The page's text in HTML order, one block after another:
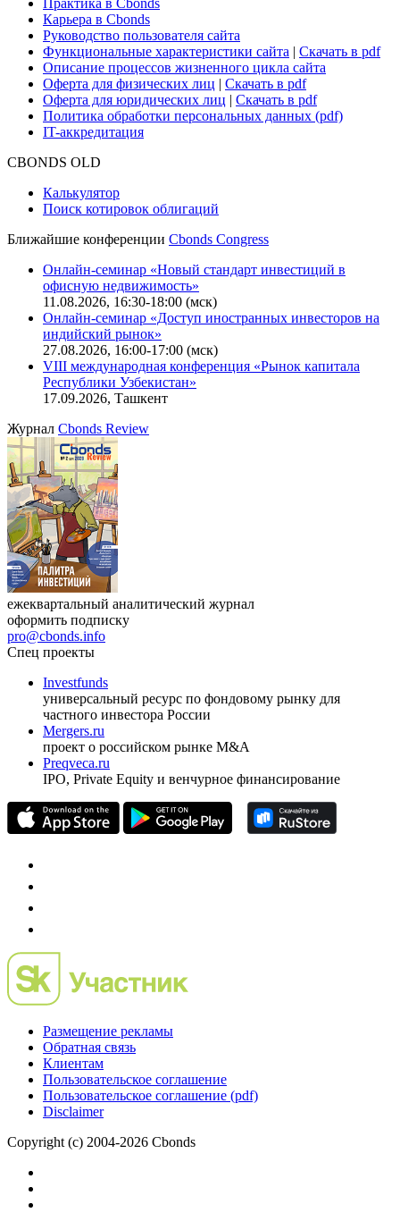
Для клиентов
О нас
Безопасность проведения платежей
Практика в Cbonds
Карьера в Cbonds
Руководство пользователя сайта
Функциональные характеристики сайта|Скачать в pdf
Описание процессов жизненного цикла сайта
Оферта для юридических лиц
IT-аккредитация
Поиск котировок облигаций
Ближайшие конференцииCbonds Congress
Онлайн-семинар «Новый стандарт инвестиций в
офисную недвижимость»
11.08.2026, 16:30-18:00 (мск)
Онлайн-семинар «Доступ иностранных инвесторов на
индийский рынок»
VIII международная конференция «Рынок капитала
Республики Узбекистан»
17.09.2026, Ташкент
ЖурналCbonds Review
оформить подписку
pro@cbonds.info
Спец проекты
Investfunds
универсальный ресурс по фондовому рынку для
частного инвестора России
проект о российском рынке M&A
Preqveca.ru
Размещение рекламы
Обратная связь
Пользовательское соглашение
Copyright (c) 2004-2026 Cbonds